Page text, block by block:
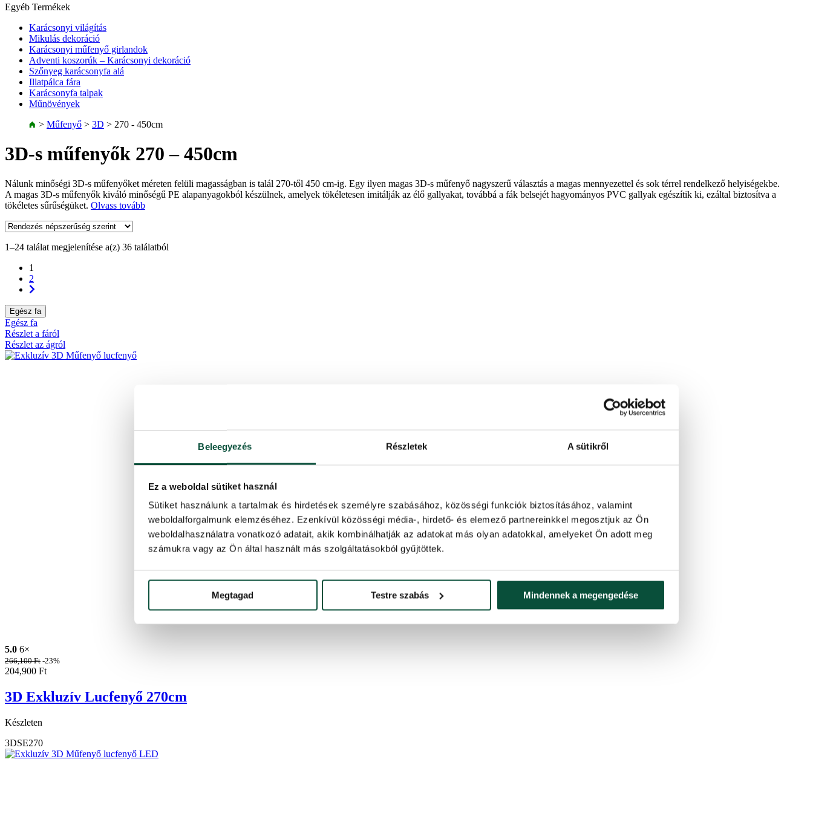
Beleegyezés Részletek A sütikről
Ez a weboldal sütiket használ
Sütiket használunk a tartalmak és hirdetések személyre szabásához, közösségi funkciók biztosításához, valamint
weboldalforgalmunk elemzéséhez. Ezenkívül közösségi média-, hirdető- és elemező partnereinkkel megosztjuk az Ön
weboldalhasználatra vonatkozó adatait, akik kombinálhatják az adatokat más olyan adatokkal, amelyeket Ön adott meg
számukra vagy az Ön által használt más szolgáltatásokból gyűjtöttek.
Megtagad Testre szabás Mindennek a megengedése
Egyéb Termékek
Karácsonyi világítás
Mikulás dekoráció
Karácsonyi műfenyő girlandok
Adventi koszorúk – Karácsonyi dekoráció
Szőnyeg karácsonyfa alá
Illatpálca fára
Karácsonyfa talpak
Műnövények
> Műfenyő > 3D > 270 - 450cm
3D-s műfenyők 270 – 450cm
Nálunk minőségi 3D-s műfenyőket méreten felüli magasságban is talál 270-től 450 cm-ig. Egy ilyen magas 3D-s műfenyő nagyszerű választás a magas mennyezettel és sok térrel rendelkező helyiségekbe.
A magas 3D-s műfenyők kiváló minőségű PE alapanyagokból készülnek, amelyek tökéletesen imitálják az élő gallyakat, továbbá a fák belsejét hagyományos PVC gallyak egészítik ki, ezáltal biztosítva a
tökéletes sűrűségüket. Olvass tovább
1–24 találat megjelenítése a(z) 36 találatból
1
2
Egész fa
Egész fa
Részlet a fáról
Részlet az ágról
5.0 6×
266,100Ft -23%
204,900 Ft
3D Exkluzív Lucfenyő 270cm
Készleten
3DSE270